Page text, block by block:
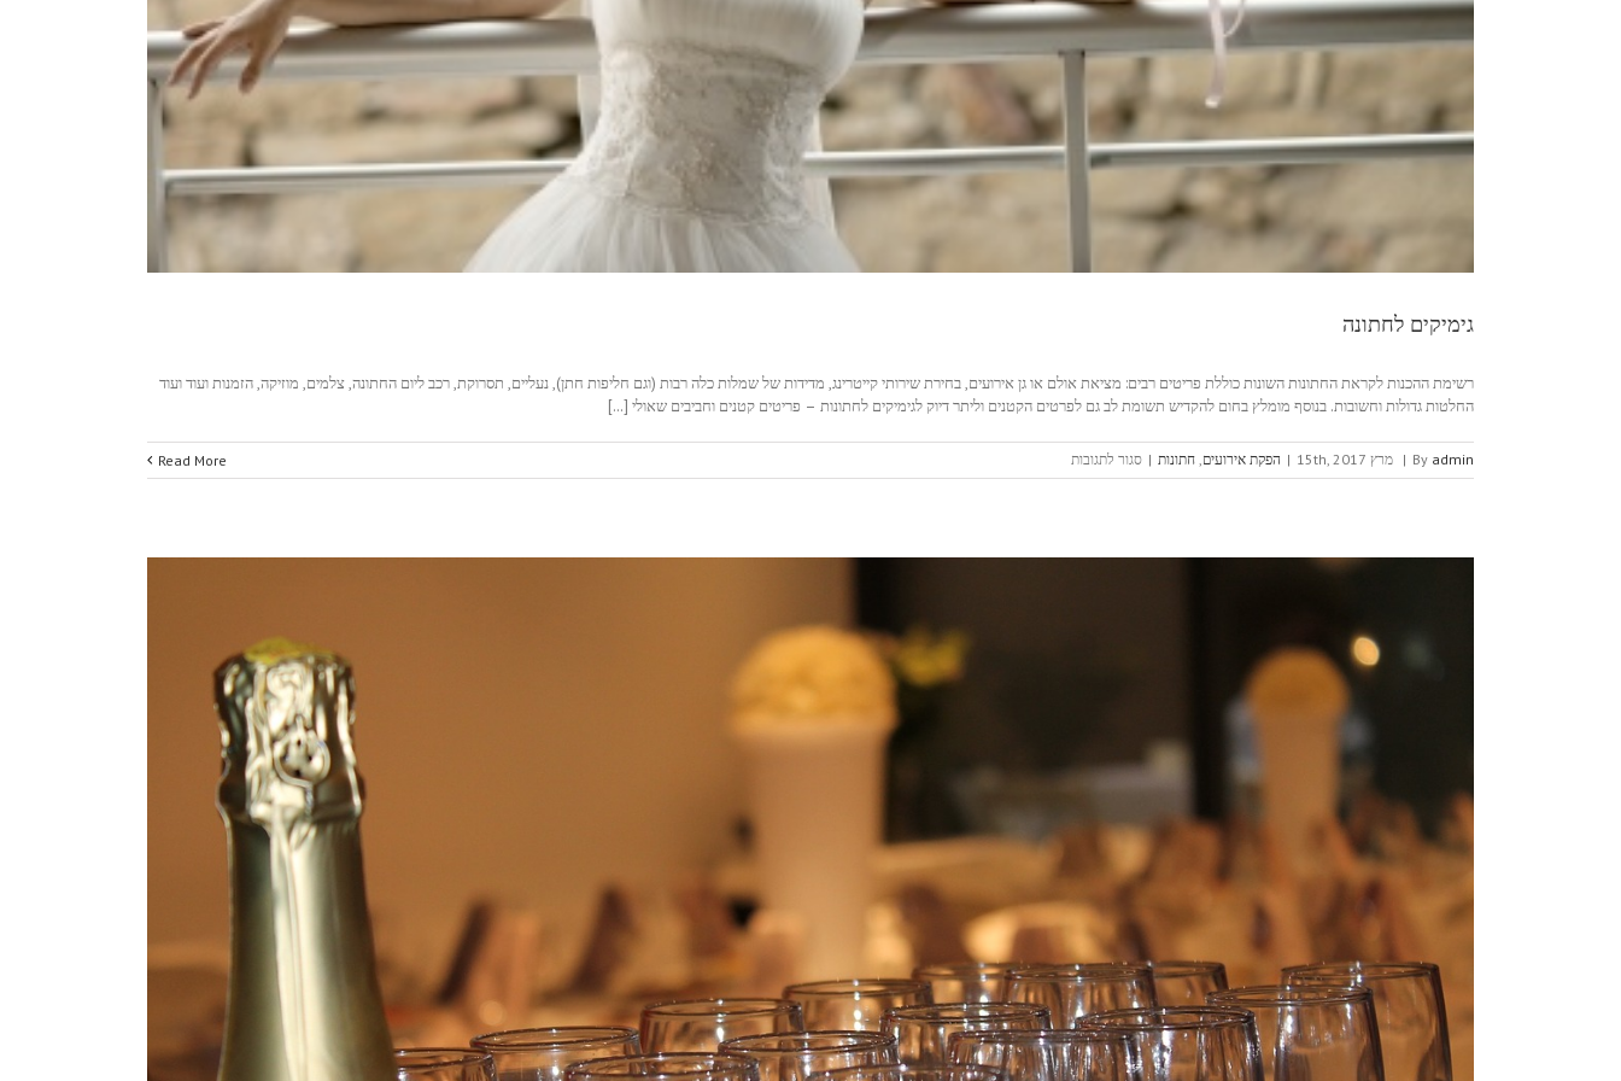
גימיקים לחתונה
רשימת ההכנות לקראת החתונות השונות כוללת פריטים רבים: מציאת אולם או גן אירועים, בחירת שירותי קייטרינג, מדידות של שמלות כלה רבות (וגם חליפות חתן), נעליים, תסרוקת, רכב ליום החתונה, צלמים, מוזיקה, הזמנות ועוד ועוד
החלטות גדולות וחשובות. בנוסף מומלץ בחום להקדיש תשומת לב גם לפרטים הקטנים וליתר דיוק לגימיקים לחתונות – פריטים קטנים וחביבים שאולי [...]
By admin
| מרץ 15th, 2017 | הפקת אירועים, חתונות | סגור לתגובות
גימיקים
Read More